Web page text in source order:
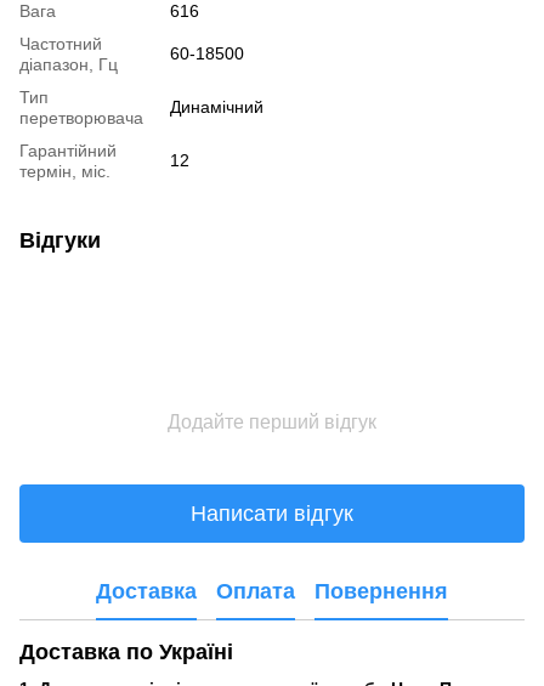
Вага
616
Частотний
діапазон, Гц
60-18500
Тип
перетворювача
Динамічний
Гарантійний
термін, міс.
12
Відгуки
Додайте перший відгук
Написати відгук
Доставка Оплата Повернення
Доставка по Україні